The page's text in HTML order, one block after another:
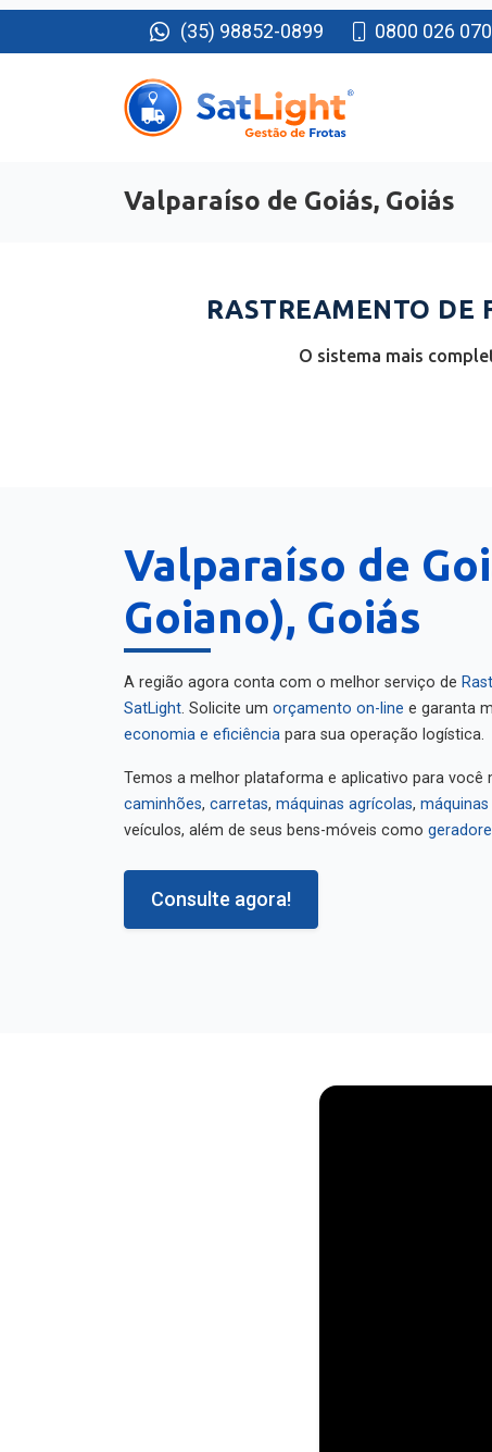
(35) 98852-0899 0800 026
Valparaíso de Goiás, Goiás
RASTREAMENTO DE
O sistema mais
Valparaíso de
Goiano), Goiás
A região agora conta com o melhor serviço de
SatLight . Solicite um orçamento on-line e garanta
economia e eficiência para sua operação logística.
Temos a melhor plataforma e aplicativo para você
caminhões carretas máquinas agrícolas máquinas
veículos, além de seus bens-móveis como
Consulte agora!